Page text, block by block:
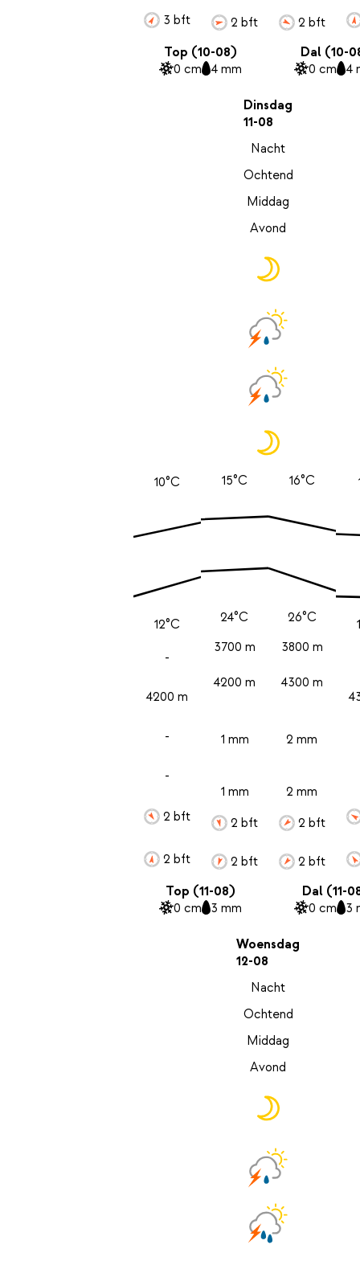
3 bft 2 bft
2 bft
Top (10-08)
0 cm 4 mm
Dal (10-
0 cm 4
Dinsdag
11-08
Nacht
Ochtend
Middag
Avond
10°C
12°C
-
4200 m
-
-
2 bft
2 bft
15°C
24°C
3700 m
4200 m
1 mm
1 mm
2 bft
2 bft
16°C
26°C
3800 m
4300 m
2 mm
2 mm
2 bft
2 bft
Top (11-08)
0 cm 3 mm
Dal (11-
0 cm 3
Woensdag
12-08
Nacht
Ochtend
Middag
Avond